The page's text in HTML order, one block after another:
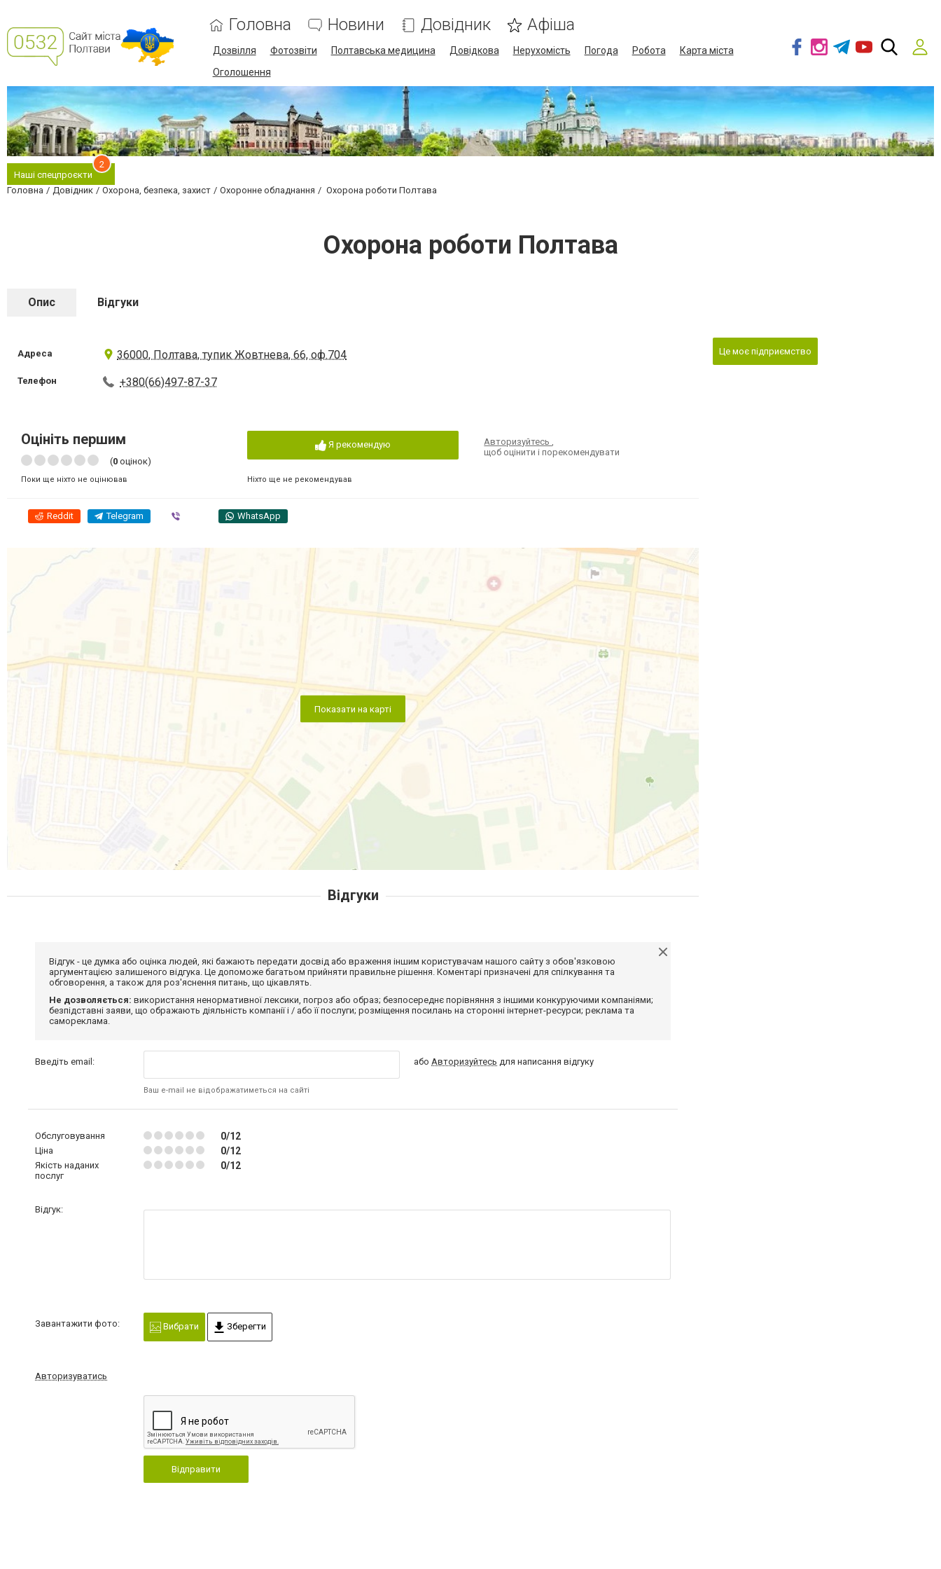
Головна Новини Довідник Афіша
Дозвілля Фотозвіти Полтавська медицина Довідкова Нерухомість Погода Робота
Карта міста
Оголошення
Наші спецпроєкти
2
Головна Довідник Охорона, безпека, захист Охоронне обладнання Охорона роботи Полтава
Охорона роботи Полтава
Опис Відгуки
Адреса 36000, Полтава, тупик Жовтнева, 66, оф.704
Телефон +380(66)497-87-37
Оцініть першим
(0 оцінок)
Поки ще ніхто не оцінював
Я рекомендую
Ніхто ще не рекомендував
Авторизуйтесь,
щоб оцінити і порекомендувати
Reddit Telegram WhatsApp
Показати на карті
Це моє підприємство
Відгуки
Відгук - це думка або оцінка людей, які бажають передати досвід або враження іншим користувачам нашого сайту з обов'язковою
аргументацією залишеного відгука. Це допоможе багатьом прийняти правильне рішення. Коментарі призначені для спілкування та
обговорення, а також для роз'яснення питань, що цікавлять.
Не дозволяється: використання ненормативної лексики, погроз або образ; безпосереднє порівняння з іншими конкуруючими компаніями;
безпідставні заяви, що ображають діяльність компанії і / або її послуги; розміщення посилань на сторонні інтернет-ресурси; реклама та
самореклама.
Введіть email:
Ваш e-mail не відображатиметься на сайті
абоАвторизуйтесь для написання відгуку
Обслуговування 0/12
Ціна 0/12
Якість наданих
послуг
0/12
Відгук:
Завантажити фото: Вибрати Зберегти
Авторизуватись
Відправити